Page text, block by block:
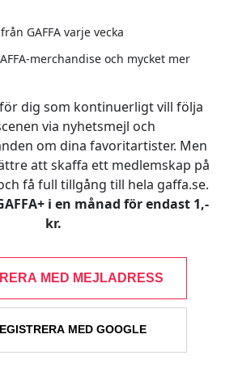
GAFFA varje vecka
merchandise och mycket mer
för dig som kontinuerligt vill följa
via nyhetsmejl och
om dina favoritartister. Men
att skaffa ett medlemskap på
få full tillgång till hela gaffa.se.
i en månad för endast 1,-
kr.
MED MEJLADRESS
MED GOOGLE